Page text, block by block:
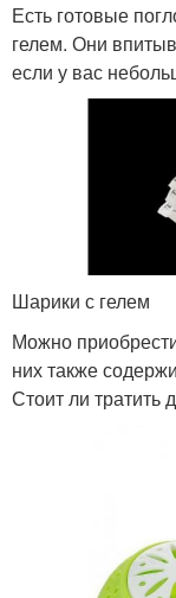
Есть готовые
гелем. Они
если у вас
Шарики с гелем
Можно
них также
Стоит ли тратить